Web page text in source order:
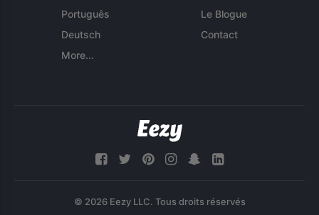
Português
Deutsch
More...
Le Blogue
Contact
© 2026 Eezy LLC. Tous droits réservés